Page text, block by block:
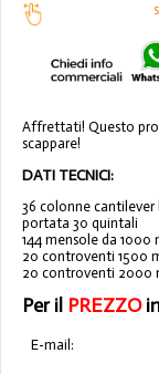
Affrettati! Questo
scappare!
DATI TECNICI:
36 colonne
portata 30 quintali
144 mensole da 1000
20 controventi 1500
20 controventi 2000
Per il PREZZO
E-mail: